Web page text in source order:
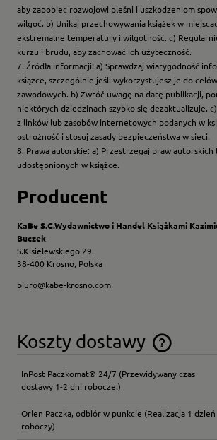
aby zapobiec rozwojowi pleśni i uszkodzeniom
wilgoć. b) Unikaj przechowywania książek w
ekstremalne temperatury i wilgotność. c)
kurzu i brudu, aby zachować ich użyteczność.
7. Źródła informacji: a) Sprawdzaj wiarygodność
książce, szczególnie jeśli wykorzystujesz je do
zawodowych. b) Zwróć uwagę na datę publikacji,
niektórych dziedzinach szybko się dezaktualizuje.
z linków lub zasobów internetowych podanych w
ostrożność i stosuj zasady bezpieczeństwa w sieci.
8. Prawa autorskie: a) Przestrzegaj praw autorskich
udostępnionych w książce.
Producent
KaBe S.C.Wydawnictwo i Handel Książkami
Buczek
S.Kisielewskiego 29.
38-400 Krosno, Polska
biuro@kabe-krosno.com
Koszty dostawy
Cena nie zawiera ewentualnych kosztów
InPost Paczkomat® 24/7 (Przewidywany czas
dostawy 1-2 dni robocze.)
Orlen Paczka, odbiór w punkcie (Realizacja 1 dzień
roboczy)